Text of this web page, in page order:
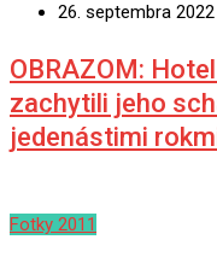
26. septembra 2022
OBRAZOM:
zachytili jeho
jedenástimi
Fotky 2011